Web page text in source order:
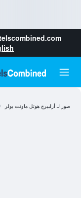
صور لـ أرلبيرج هوتل ماونت بولر